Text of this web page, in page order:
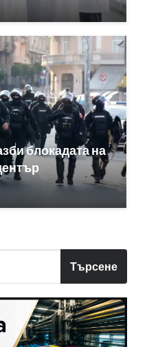
блокадата на
Търсене